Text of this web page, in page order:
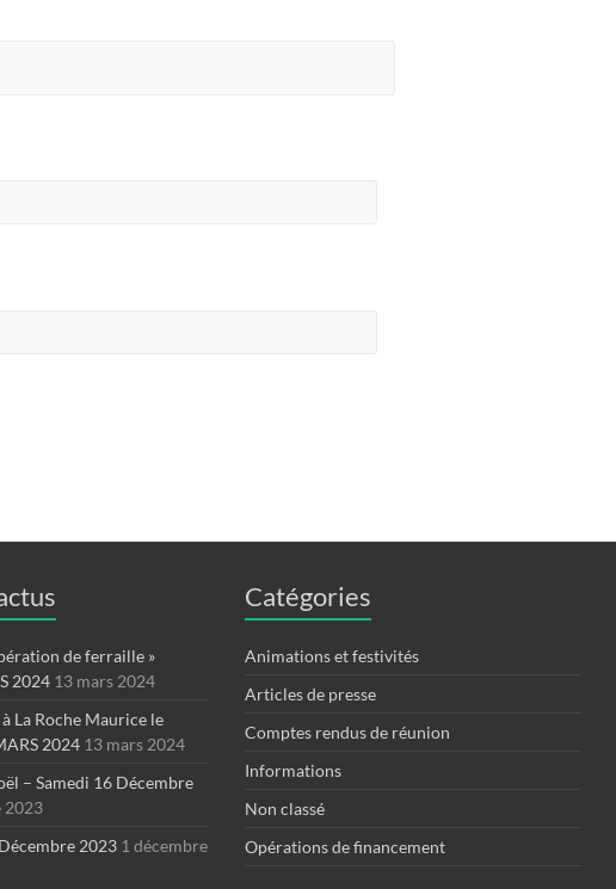
de ferraille »
2024 13 mars 2024
La Roche Maurice le
2024 13 mars 2024
– Samedi 16 Décembre
2023
2023 1 décembre
Catégories
Animations et festivités
Articles de presse
Comptes rendus de réunion
Informations
Non classé
Opérations de financement